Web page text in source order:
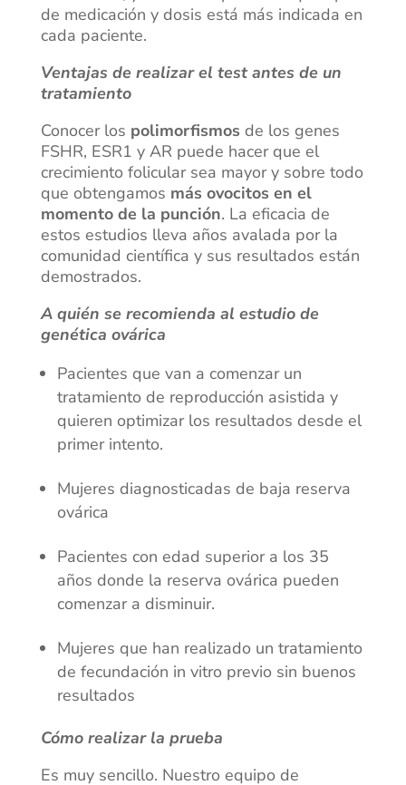
de medicación y dosis está más indicada en
cada paciente.
Ventajas de realizar el test antes de un
tratamiento
Conocer los polimorfismos de los genes
FSHR, ESR1 y AR puede hacer que el
crecimiento folicular sea mayor y sobre todo
que obtengamos más ovocitos en el
momento de la punción. La eficacia de
estos estudios lleva años avalada por la
comunidad científica y sus resultados están
demostrados.
A quién se recomienda al estudio de
genética ovárica
Pacientes que van a comenzar un
tratamiento de reproducción asistida y
quieren optimizar los resultados desde el
primer intento.
Mujeres diagnosticadas de baja reserva
ovárica
Pacientes con edad superior a los 35
años donde la reserva ovárica pueden
comenzar a disminuir.
Mujeres que han realizado un tratamiento
de fecundación in vitro previo sin buenos
resultados
Cómo realizar la prueba
Es muy sencillo. Nuestro equipo de